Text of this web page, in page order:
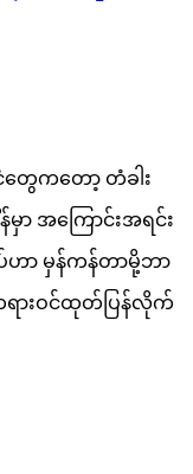
ေကတော့ တံခါး
ာ အကြောင်းအရင်း
ာ မှန်ကန်တာမို့ဘာ
ားဝင်ထုတ်ပြန်လိုက်